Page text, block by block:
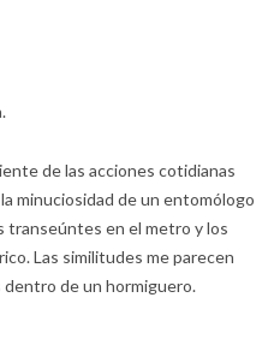
de las acciones cotidianas
minuciosidad de un entomólogo
transeúntes en el metro y los
Las similitudes me parecen
de un hormiguero.